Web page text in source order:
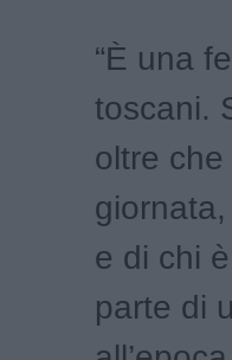
“È una
toscani.
oltre
e di chi
parte di